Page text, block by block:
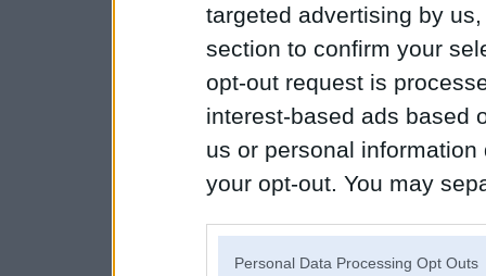
targeted advertising by
section to confirm your
opt-out request is
interest-based ads based
us or personal
your opt-out. You may
Personal Data Processing Opt Outs